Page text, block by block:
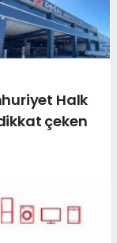
Halk
çeken